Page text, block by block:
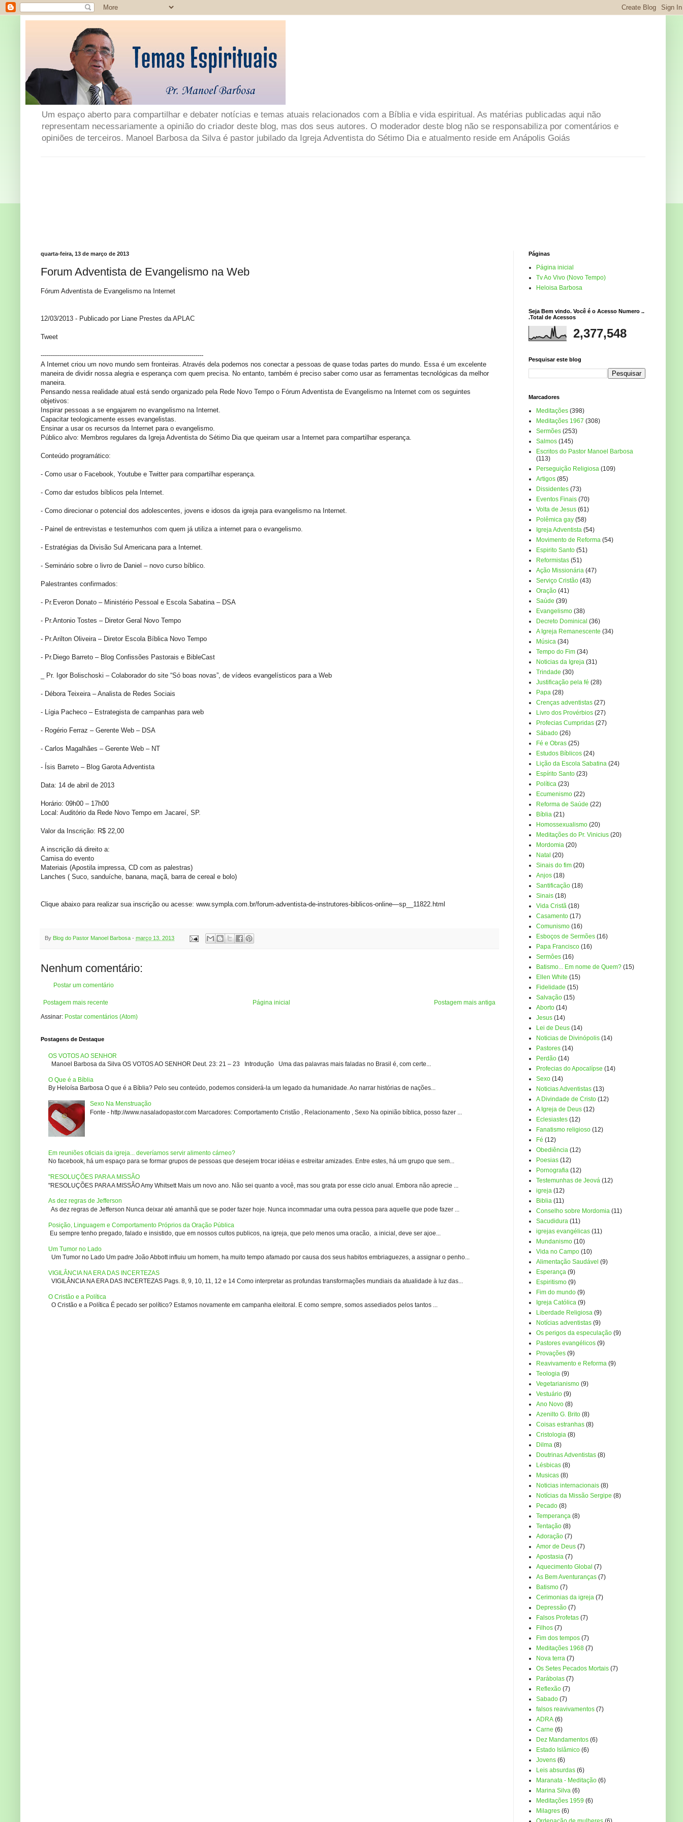
Um espaço aberto para compartilhar e debater notícias e temas atuais relacionados com a Bíblia e vida espiritual. As matérias publicadas aqui não
representam necessariamente a opinião do criador deste blog, mas dos seus autores. O moderador deste blog não se responsabiliza por comentários e
opiniões de terceiros. Manoel Barbosa da Silva é pastor jubilado da Igreja Adventista do Sétimo Dia e atualmento reside em Anápolis Goiás
quarta-feira, 13 de março de 2013
Forum Adventista de Evangelismo na Web
Fórum Adventista de Evangelismo na Internet
12/03/2013 - Publicado por Liane Prestes da APLAC
Tweet
--------------------------------------------------------------------------------
A Internet criou um novo mundo sem fronteiras. Através dela podemos nos conectar a pessoas de quase todas partes do mundo. Essa é um excelente
maneira de dividir nossa alegria e esperança com quem precisa. No entanto, também é preciso saber como usar as ferramentas tecnológicas da melhor
maneira.
Pensando nessa realidade atual está sendo organizado pela Rede Novo Tempo o Fórum Adventista de Evangelismo na Internet com os seguintes
objetivos:
Inspirar pessoas a se engajarem no evangelismo na Internet.
Capacitar teologicamente esses evangelistas.
Ensinar a usar os recursos da Internet para o evangelismo.
Público alvo: Membros regulares da Igreja Adventista do Sétimo Dia que queiram usar a Internet para compartilhar esperança.
Conteúdo programático:
- Como usar o Facebook, Youtube e Twitter para compartilhar esperança.
- Como dar estudos bíblicos pela Internet.
- Como direcionar o potencial dos adolescentes, jovens e idosos da igreja para evangelismo na Internet.
- Painel de entrevistas e testemunhos com quem já utiliza a internet para o evangelismo.
- Estratégias da Divisão Sul Americana para a Internet.
- Seminário sobre o livro de Daniel – novo curso bíblico.
Palestrantes confirmados:
- Pr.Everon Donato – Ministério Pessoal e Escola Sabatina – DSA
- Pr.Antonio Tostes – Diretor Geral Novo Tempo
- Pr.Arilton Oliveira – Diretor Escola Bíblica Novo Tempo
- Pr.Diego Barreto – Blog Confissões Pastorais e BibleCast
_ Pr. Igor Bolischoski – Colaborador do site “Só boas novas”, de vídeos evangelísticos para a Web
- Débora Teixeira – Analista de Redes Sociais
- Lígia Pacheco – Estrategista de campanhas para web
- Rogério Ferraz – Gerente Web – DSA
- Carlos Magalhães – Gerente Web – NT
- Ísis Barreto – Blog Garota Adventista
Data: 14 de abril de 2013
Horário: 09h00 – 17h00
Local: Auditório da Rede Novo Tempo em Jacareí, SP.
Valor da Inscrição: R$ 22,00
A inscrição dá direito a:
Camisa do evento
Materiais (Apostila impressa, CD com as palestras)
Lanches ( Suco, sanduíche, banana, maçã, barra de cereal e bolo)
Clique abaixo para realizar sua inscrição ou acesse: www.sympla.com.br/forum-adventista-de-instrutores-biblicos-online—sp__11822.html
By Blog do Pastor Manoel Barbosa - março 13, 2013
Nenhum comentário:
Postar um comentário
Postagem mais recente Postagem mais antiga
Página inicial
Assinar: Postar comentários (Atom)
Postagens de Destaque
OS VOTOS AO SENHOR
Manoel Barbosa da Silva OS VOTOS AO SENHOR Deut. 23: 21 – 23 Introdução Uma das palavras mais faladas no Brasil é, com certe...
O Que é a Bíblia
By Heloísa Barbosa O que é a Bíblia? Pelo seu conteúdo, podemos considerá-la um legado da humanidade. Ao narrar histórias de nações...
Sexo Na Menstruação
Fonte - http://www.nasaladopastor.com Marcadores: Comportamento Cristão , Relacionamento , Sexo Na opinião bíblica, posso fazer ...
Em reuniões oficiais da igreja... deveríamos servir alimento cárneo?
No facebook, há um espaço para se formar grupos de pessoas que desejem trocar idéias e estreitar amizades. Entre estes, há um grupo que sem...
"RESOLUÇÕES PARA A MISSÃO
"RESOLUÇÕES PARA A MISSÃO Amy Whitsett Mais um novo ano. Não sei quanto a você, mas sou grata por esse ciclo anual. Embora não aprecie ...
As dez regras de Jefferson
As dez regras de Jefferson Nunca deixar até amanhã que se poder fazer hoje. Nunca incommadar uma outra pessoa para aquelle que pode fazer ...
Posição, Linguagem e Comportamento Próprios da Oração Pública
Eu sempre tenho pregado, falado e insistido, que em nossos cultos publicos, na igreja, que pelo menos uma oracão, a inicial, deve ser ajoe...
Um Tumor no Lado
Um Tumor no Lado Um padre João Abbott influiu um homem, ha muito tempo afamado por causa dos seus habitos embriaguezes, a assignar o penho...
VIGILÂNCIA NA ERA DAS INCERTEZAS
VIGILÂNCIA NA ERA DAS INCERTEZAS Pags. 8, 9, 10, 11, 12 e 14 Como interpretar as profundas transformações mundiais da atualidade à luz das...
O Cristão e a Política
O Cristão e a Política É pecado ser político? Estamos novamente em campanha eleitoral. E como sempre, somos assediados pelos tantos ...
Páginas
Página inicial
Tv Ao Vivo (Novo Tempo)
Heloisa Barbosa
Seja Bem vindo. Você é o Acesso Numero ..
.Total de Acessos
2,377,548
Pesquisar este blog
Marcadores
Meditações (398)
Meditações 1967 (308)
Sermões (253)
Salmos (145)
Escritos do Pastor Manoel Barbosa
(113)
Perseguição Religiosa (109)
Artigos (85)
Dissidentes (73)
Eventos Finais (70)
Volta de Jesus (61)
Polêmica gay (58)
Igreja Adventista (54)
Movimento de Reforma (54)
Espirito Santo (51)
Reformistas (51)
Ação Missionária (47)
Serviço Cristão (43)
Oração (41)
Saúde (39)
Evangelismo (38)
Decreto Dominical (36)
A Igreja Remanescente (34)
Música (34)
Tempo do Fim (34)
Noticias da Igreja (31)
Trindade (30)
Justificação pela fé (28)
Papa (28)
Crenças adventistas (27)
Livro dos Provérbios (27)
Profecias Cumpridas (27)
Sábado (26)
Fé e Obras (25)
Estudos Bíblicos (24)
Lição da Escola Sabatina (24)
Espírito Santo (23)
Política (23)
Ecumenismo (22)
Reforma de Saúde (22)
Bíblia (21)
Homossexualismo (20)
Meditações do Pr. Vinicius (20)
Mordomia (20)
Natal (20)
Sinais do fim (20)
Anjos (18)
Santificação (18)
Sinais (18)
Vida Cristã (18)
Casamento (17)
Comunismo (16)
Esboços de Sermões (16)
Papa Francisco (16)
Sermôes (16)
Batismo... Em nome de Quem? (15)
Ellen White (15)
Fidelidade (15)
Salvação (15)
Aborto (14)
Jesus (14)
Lei de Deus (14)
Noticias de Divinópolis (14)
Pastores (14)
Perdão (14)
Profecias do Apocalípse (14)
Sexo (14)
Noticias Adventistas (13)
A Divindade de Cristo (12)
A Igreja de Deus (12)
Eclesiastes (12)
Fanatismo religioso (12)
Fé (12)
Obediência (12)
Poesias (12)
Pornografia (12)
Testemunhas de Jeová (12)
igreja (12)
Biblia (11)
Conselho sobre Mordomia (11)
Sacudidura (11)
igrejas evangélicas (11)
Mundanismo (10)
Vida no Campo (10)
Alimentação Saudável (9)
Esperança (9)
Espiritismo (9)
Fim do mundo (9)
Igreja Católica (9)
Liberdade Religiosa (9)
Notícias adventistas (9)
Os perigos da especulação (9)
Pastores evangélicos (9)
Provações (9)
Reavivamento e Reforma (9)
Teologia (9)
Vegetarianismo (9)
Vestuário (9)
Ano Novo (8)
Azenilto G. Brito (8)
Coisas estranhas (8)
Cristologia (8)
Dilma (8)
Doutrinas Adventistas (8)
Lésbicas (8)
Musicas (8)
Noticias internacionais (8)
Notícias da Missão Sergipe (8)
Pecado (8)
Temperança (8)
Tentação (8)
Adoração (7)
Amor de Deus (7)
Apostasia (7)
Aquecimento Global (7)
As Bem Aventuranças (7)
Batismo (7)
Cerimonias da igreja (7)
Depressão (7)
Falsos Profetas (7)
Filhos (7)
Fim dos tempos (7)
Meditações 1968 (7)
Nova terra (7)
Os Setes Pecados Mortais (7)
Parábolas (7)
Reflexão (7)
Sabado (7)
falsos reavivamentos (7)
ADRA (6)
Carne (6)
Dez Mandamentos (6)
Estado Islâmico (6)
Jovens (6)
Leis absurdas (6)
Maranata - Meditação (6)
Marina Silva (6)
Meditações 1959 (6)
Milagres (6)